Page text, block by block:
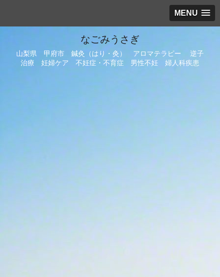
MENU
なごみうさぎ
山梨県 甲府市 鍼灸（はり・灸） アロマテラピー 逆子
治療 妊婦ケア 不妊症・不育症 男性不妊 婦人科疾患